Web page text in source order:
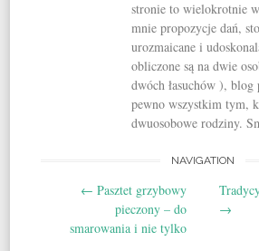
stronie to wielokrotnie
mnie propozycje dań,
urozmaicane i
obliczone są na dwie
dwóch łasuchów ),
pewno wszystkim tym,
dwuosobowe rodziny.
Post navigation
NAVIGATION
← Pasztet grzybowy
pieczony – do
smarowania i nie tylko
→